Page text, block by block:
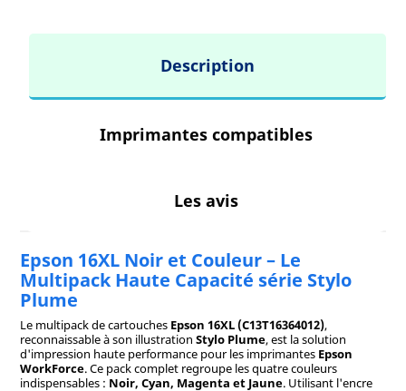
Description
Imprimantes compatibles
Les avis
Epson 16XL Noir et Couleur – Le
Multipack Haute Capacité série Stylo
Plume
Le multipack de cartouches Epson 16XL (C13T16364012),
reconnaissable à son illustration Stylo Plume, est la solution
d'impression haute performance pour les imprimantes Epson
WorkForce. Ce pack complet regroupe les quatre couleurs
indispensables : Noir, Cyan, Magenta et Jaune. Utilisant l'encre